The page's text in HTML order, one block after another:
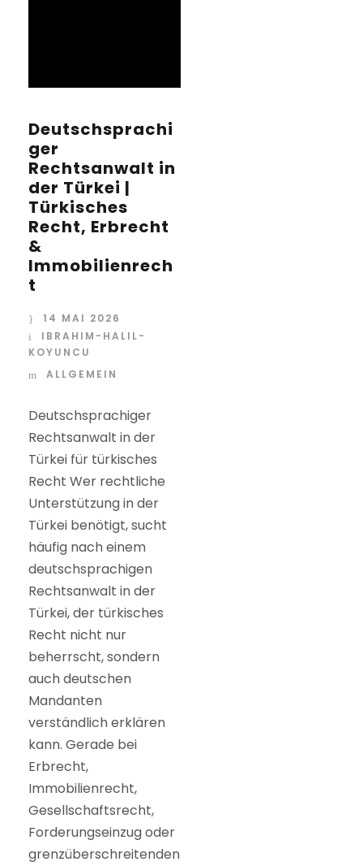
Deutschsprachi
ger
Rechtsanwalt in
der Türkei |
Türkisches
Recht, Erbrecht
&
Immobilienrech
t
14 MAI 2026
IBRAHIM-HALIL-
KOYUNCU
ALLGEMEIN
Deutschsprachiger
Rechtsanwalt in der
Türkei für türkisches
Recht Wer rechtliche
Unterstützung in der
Türkei benötigt, sucht
häufig nach einem
deutschsprachigen
Rechtsanwalt in der
Türkei, der türkisches
Recht nicht nur
beherrscht, sondern
auch deutschen
Mandanten
verständlich erklären
kann. Gerade bei
Erbrecht,
Immobilienrecht,
Gesellschaftsrecht,
Forderungseinzug oder
grenzüberschreitenden